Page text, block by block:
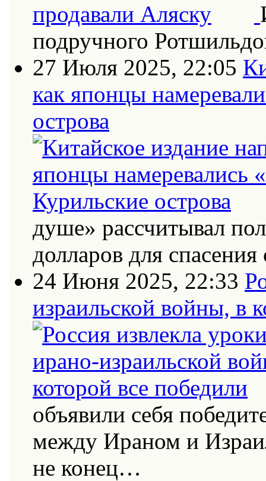
подручного
27 Июля 2025, 22:05
как японцы
острова
душе» рассчитывал
долларов для спасения
24 Июня 2025, 22:33
израильской войны, в
объявили себя
между Ираном и
не конец…